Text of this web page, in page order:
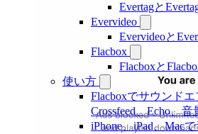
Evertagと
Evervideo
Evervideoと
Flacbox
Flacboxと
使い方
Flacboxでサウンドエ
Crossfeed、Echo、
iPhone、iPad、Mac